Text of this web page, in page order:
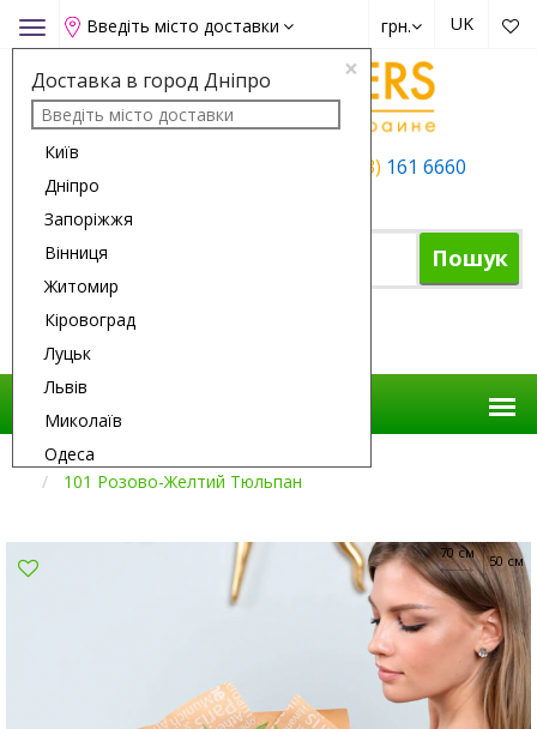
Toggle
navigation
Введіть місто доставки
×
Доставка в город Дніпро
Київ
Дніпро
Запоріжжя
Вінниця
Житомир
Кіровоград
Луцьк
Львів
Миколаїв
Одеса
Полтава
UK
грн.
+38 (063) 161 6660
Пошук
Доставка Квітів
101 Розово-Желтий Тюльпан
50 см
70 см